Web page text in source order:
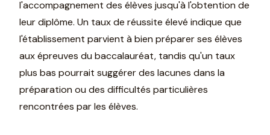
l'accompagnement des élèves jusqu'à l'obtention de
leur diplôme. Un taux de réussite élevé indique que
l'établissement parvient à bien préparer ses élèves
aux épreuves du baccalauréat, tandis qu'un taux
plus bas pourrait suggérer des lacunes dans la
préparation ou des difficultés particulières
rencontrées par les élèves.